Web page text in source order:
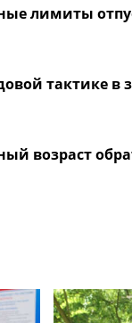
лимиты
тактике в
возраст